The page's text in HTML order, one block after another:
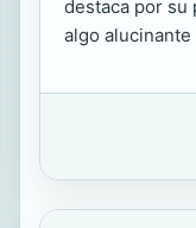
destaca por su
algo